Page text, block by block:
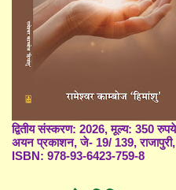
द्वितीय संस्करण: 2026, मूल्य: 350
अयन प्रकाशन, जे- 19/ 139,
ISBN: 978-93-6423-759-8